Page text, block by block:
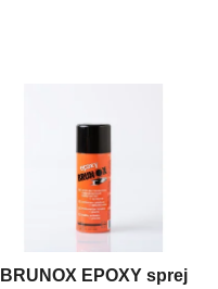
BRUNOX EPOXY sprej